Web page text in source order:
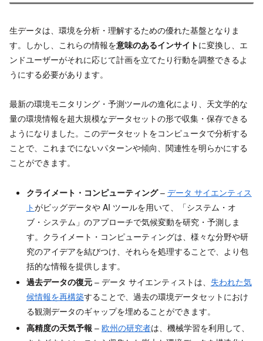
生データは、環境を分析・理解するための優れた基盤となりま
す。しかし、これらの情報を意味のあるインサイトに変換し、エ
ンドユーザーがそれに応じて計画を立てたり行動を調整できるよ
うにする必要があります。
最新の環境モニタリング・予測ツールの進化により、天文学的な
量の環境情報を超大規模なデータセットの形で収集・保存できる
ようになりました。このデータセットをコンピュータで分析する
ことで、これまでにないパターンや傾向、関連性を明らかにする
ことができます。
クライメート・コンピューティング– データ サイエンティス
トがビッグデータや AI ツールを用いて、「システム・オ
ブ・システム」のアプローチで気候変動を研究・予測しま
す。クライメート・コンピューティングは、様々な分野や研
究のアイデアを結びつけ、それらを処理することで、より包
括的な情報を提供します。
過去データの復元– データ サイエンティストは、 失われた気
候情報を再構築することで、過去の環境データセットにおけ
る観測データのギャップを埋めることができます。
高精度の天気予報 – 欧州の研究者は、機械学習を利用して、